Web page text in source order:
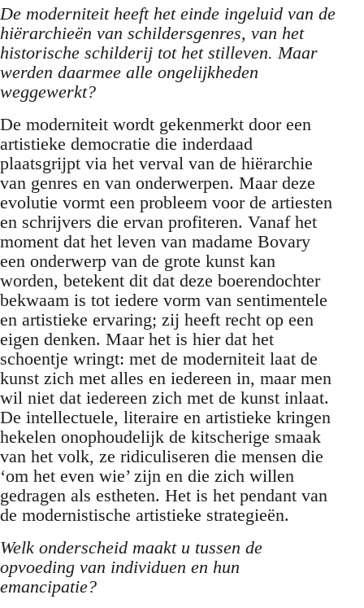
De moderniteit heeft het einde ingeluid van de
hiërarchieën van schildersgenres, van het
historische schilderij tot het stilleven. Maar
werden daarmee alle ongelijkheden
weggewerkt?
De moderniteit wordt gekenmerkt door een
artistieke democratie die inderdaad
plaatsgrijpt via het verval van de hiërarchie
van genres en van onderwerpen. Maar deze
evolutie vormt een probleem voor de artiesten
en schrijvers die ervan profiteren. Vanaf het
moment dat het leven van madame Bovary
een onderwerp van de grote kunst kan
worden, betekent dit dat deze boerendochter
bekwaam is tot iedere vorm van sentimentele
en artistieke ervaring; zij heeft recht op een
eigen denken. Maar het is hier dat het
schoentje wringt: met de moderniteit laat de
kunst zich met alles en iedereen in, maar men
wil niet dat iedereen zich met de kunst inlaat.
De intellectuele, literaire en artistieke kringen
hekelen onophoudelijk de kitscherige smaak
van het volk, ze ridiculiseren die mensen die
‘om het even wie’ zijn en die zich willen
gedragen als estheten. Het is het pendant van
de modernistische artistieke strategieën.
Welk onderscheid maakt u tussen de
opvoeding van individuen en hun
emancipatie?